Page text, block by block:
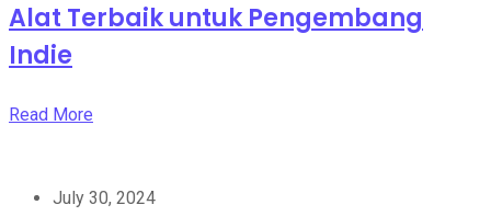
Alat Terbaik untuk Pengembang
Indie
Read More
July 30, 2024